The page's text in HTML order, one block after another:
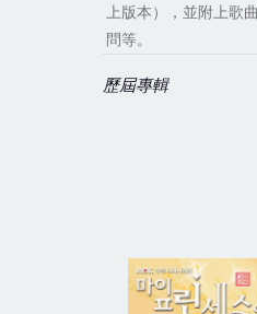
上版本），並附上歌
問等。
歷屆專輯